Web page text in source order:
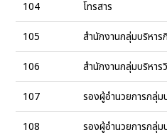
104
โทรสาร
105
สำนักงานกลุ่มบริหาร
106
สำนักงานกลุ่มบริหาร
107
รองผู้อำนวยการกลุ่
108
รองผู้อํานวยการกลุ่ม